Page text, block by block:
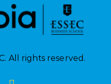
All rights reserved.